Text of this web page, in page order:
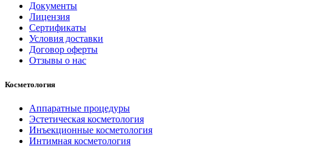
Документы
Лицензия
Сертификаты
Условия доставки
Договор оферты
Отзывы о нас
Косметология
Аппаратные процедуры
Эстетическая косметология
Инъекционные косметология
Интимная косметология